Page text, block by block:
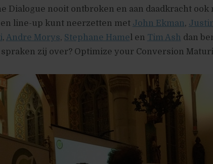
Dialogue nooit ontbroken en aan daadkracht ook
line-up kunt neerzetten met John Ekman,
, Andre Morys, Stephane Hamel en Tim Ash dan
zij over? Optimize your Conversion